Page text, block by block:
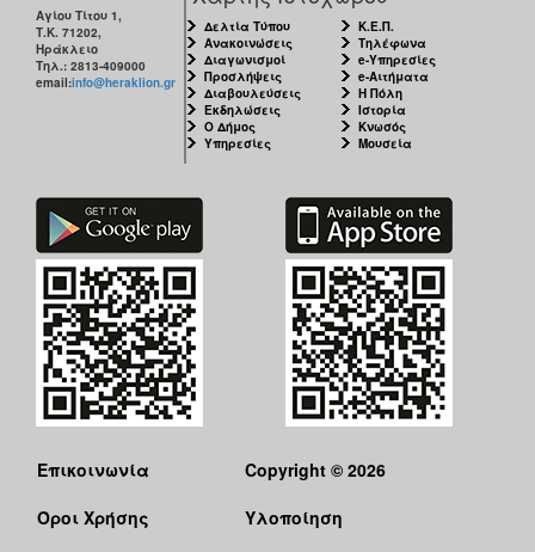
Αγίου Τίτου 1,
Τ.Κ. 71202,
Ηράκλειο
Τηλ.: 2813-409000
email:info@heraklion.gr
Δελτία Τύπου
Ανακοινώσεις
Διαγωνισμοί
Προσλήψεις
Διαβουλεύσεις
Εκδηλώσεις
Ο Δήμος
Υπηρεσίες
Κ.Ε.Π.
Τηλέφωνα
e-Υπηρεσίες
e-Αιτήματα
Η Πόλη
Ιστορία
Κνωσός
Μουσεία
Επικοινωνία
Όροι Χρήσης
Copyright © 2026
Υλοποίηση